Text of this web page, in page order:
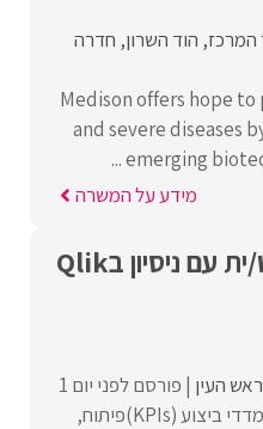
המרכז הוד השרון חדרה
Medison offers hope
and severe diseases
emerging
מידע על המשרה
דאטה אנליסט/ית עם ניסיון בQlik
ראש העין פורסם לפני יום 1
אפיון צרכים עסקיים והגדרתם למדדי ביצוע (KPIs)פיתוח,